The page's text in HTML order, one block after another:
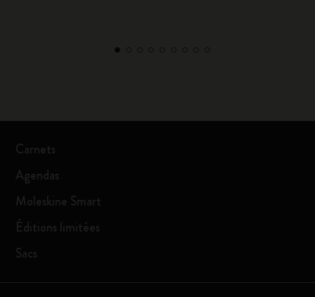
Carnets
Agendas
Moleskine Smart
Éditions limitées
Sacs